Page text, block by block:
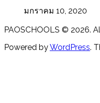
มกราคม 10, 2020
PAOSCHOOLS © 2026.
Powered byWordPress.